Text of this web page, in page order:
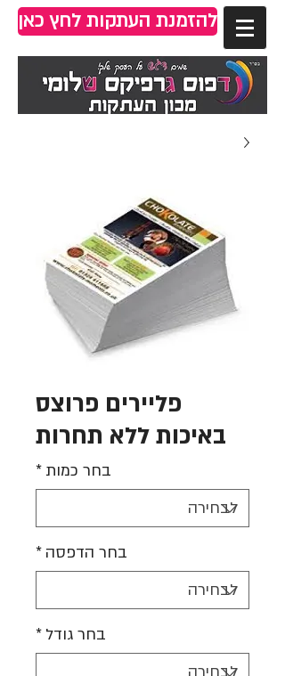
להזמנת העתקות לחץ כאן
פליירים פרוצס
באיכות ללא תחרות
בחר כמות *
בחר הדפסה *
בחר גודל *